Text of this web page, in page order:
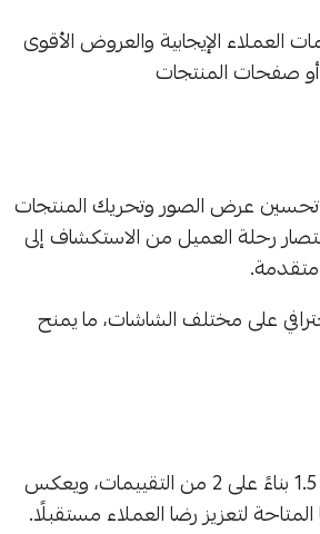
الإيجابية والعروض الأقوى
أو صفحات المنتجات
عرض الصور وتحريك المنتجات
رحلة العميل من الاستكشاف إلى
على مختلف الشاشات، ما يمنح
بالاطلاع على تقييمات المستخدمين، نجد أن متوسط تقييم ثيم “ترس” هو 1.5 بناءً على 2 من التقييمات، ويعكس
لتعزيز رضا العملاء مستقبلًا.